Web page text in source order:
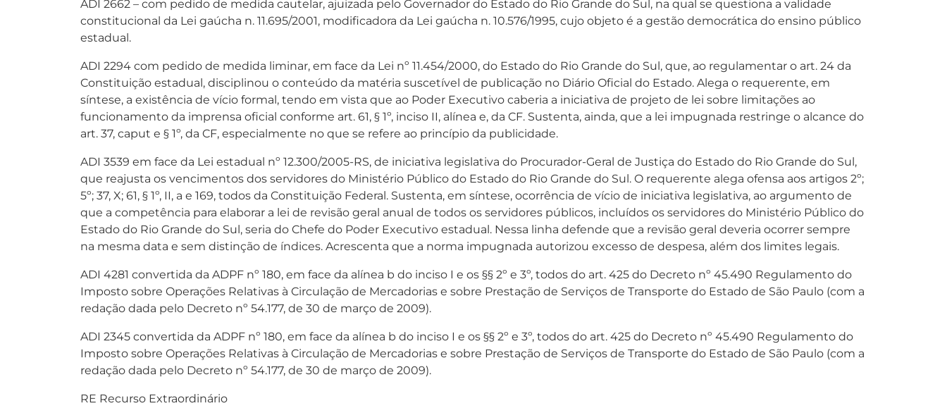
ADI 2662 – com pedido de medida cautelar, ajuizada pelo Governador do Estado do Rio Grande do Sul, na qual se questiona a validade
constitucional da Lei gaúcha n. 11.695/2001, modificadora da Lei gaúcha n. 10.576/1995, cujo objeto é a gestão democrática do ensino público
estadual.
ADI 2294 com pedido de medida liminar, em face da Lei nº 11.454/2000, do Estado do Rio Grande do Sul, que, ao regulamentar o art. 24 da
Constituição estadual, disciplinou o conteúdo da matéria suscetível de publicação no Diário Oficial do Estado. Alega o requerente, em
síntese, a existência de vício formal, tendo em vista que ao Poder Executivo caberia a iniciativa de projeto de lei sobre limitações ao
funcionamento da imprensa oficial conforme art. 61, § 1º, inciso II, alínea e, da CF. Sustenta, ainda, que a lei impugnada restringe o alcance do
art. 37, caput e § 1º, da CF, especialmente no que se refere ao princípio da publicidade.
ADI 3539 em face da Lei estadual nº 12.300/2005-RS, de iniciativa legislativa do Procurador-Geral de Justiça do Estado do Rio Grande do Sul,
que reajusta os vencimentos dos servidores do Ministério Público do Estado do Rio Grande do Sul. O requerente alega ofensa aos artigos 2º;
5º; 37, X; 61, § 1º, II, a e 169, todos da Constituição Federal. Sustenta, em síntese, ocorrência de vício de iniciativa legislativa, ao argumento de
que a competência para elaborar a lei de revisão geral anual de todos os servidores públicos, incluídos os servidores do Ministério Público do
Estado do Rio Grande do Sul, seria do Chefe do Poder Executivo estadual. Nessa linha defende que a revisão geral deveria ocorrer sempre
na mesma data e sem distinção de índices. Acrescenta que a norma impugnada autorizou excesso de despesa, além dos limites legais.
ADI 4281 convertida da ADPF nº 180, em face da alínea b do inciso I e os §§ 2º e 3º, todos do art. 425 do Decreto nº 45.490 Regulamento do
Imposto sobre Operações Relativas à Circulação de Mercadorias e sobre Prestação de Serviços de Transporte do Estado de São Paulo (com a
redação dada pelo Decreto nº 54.177, de 30 de março de 2009).
ADI 2345 convertida da ADPF nº 180, em face da alínea b do inciso I e os §§ 2º e 3º, todos do art. 425 do Decreto nº 45.490 Regulamento do
Imposto sobre Operações Relativas à Circulação de Mercadorias e sobre Prestação de Serviços de Transporte do Estado de São Paulo (com a
redação dada pelo Decreto nº 54.177, de 30 de março de 2009).
RE Recurso Extraordinário